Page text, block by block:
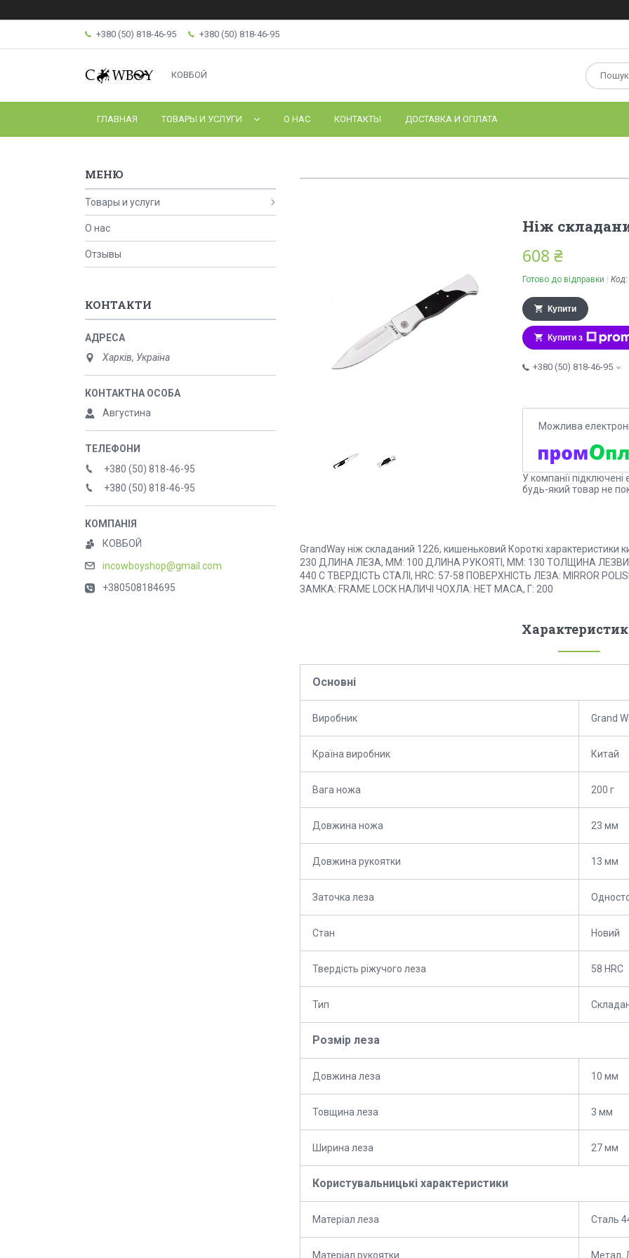
+380 (50) 818-46-95 +380 (50) 818-46-95
КОВБОЙ
ГЛАВНАЯ ТОВАРЫ И УСЛУГИ О НАС КОНТАКТЫ ДОСТАВКА И ОПЛАТА
Ніж
608 ₴
Готово до відправки Код:
Купити
Купити з
+380 (50) 818-46-95
У компанії
будь-який товар не
GrandWay ніж складаний 1226, кишеньковий Короткі
230 ДЛИНА ЛЕЗА, ММ: 100 ДЛИНА РУКОЯТІ, ММ: 130 ТОЛЩИНА
440 C ТВЕРДІСТЬ СТАЛІ, HRC: 57-58 ПОВЕРХНІСТЬ ЛЕЗА: MIRROR
ЗАМКА: FRAME LOCK НАЛИЧІ ЧОХЛА: НЕТ МАСА, Г: 200
Основні
Виробник Grand
Країна виробник Китай
Вага ножа 200 г
Довжина ножа 23 мм
Довжина рукоятки 13 мм
Заточка леза
Стан Новий
Твердість ріжучого леза 58 HRC
Тип
Розмір леза
Довжина леза 10 мм
Товщина леза 3 мм
Ширина леза 27 мм
Користувальницькі характеристики
Матеріал леза Сталь
Матеріал рукоятки Метал,
Товары и услуги
О нас
Отзывы
КОНТАКТИ
Харків, Україна
Августина
+380 (50) 818-46-95
+380 (50) 818-46-95
КОВБОЙ
incowboyshop@gmail.com
+380508184695